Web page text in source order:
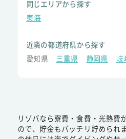
同じエリアから探す
東海
近隣の都道府県から探す
愛知県
三重県 静岡県 岐
リゾバなら寮費・食費・光熱費
ので、貯金もバッチリ貯められ